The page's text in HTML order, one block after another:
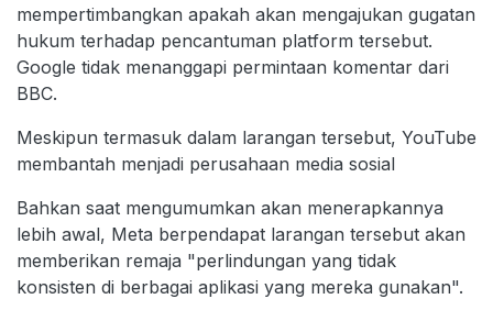
mempertimbangkan apakah akan mengajukan gugatan
hukum terhadap pencantuman platform tersebut.
Google tidak menanggapi permintaan komentar dari
BBC.
Meskipun termasuk dalam larangan tersebut, YouTube
membantah menjadi perusahaan media sosial
Bahkan saat mengumumkan akan menerapkannya
lebih awal, Meta berpendapat larangan tersebut akan
memberikan remaja "perlindungan yang tidak
konsisten di berbagai aplikasi yang mereka gunakan".